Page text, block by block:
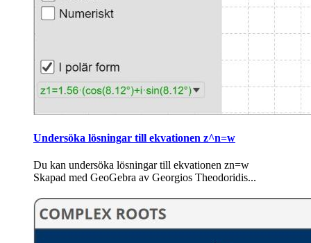
Undersöka lösningar till ekvationen z^n=w
Du kan undersöka lösningar till ekvationen zn=w
Skapad med GeoGebra av Georgios Theodoridis...